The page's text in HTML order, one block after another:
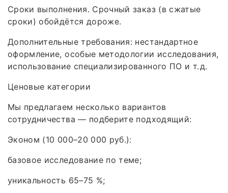
Сроки выполнения. Срочный заказ (в сжатые
сроки) обойдётся дороже.
Дополнительные требования: нестандартное
оформление, особые методологии исследования,
использование специализированного ПО и т. д.
Ценовые категории
Мы предлагаем несколько вариантов
сотрудничества — подберите подходящий:
Эконом (10 000–20 000 руб.):
базовое исследование по теме;
уникальность 65–75 %;